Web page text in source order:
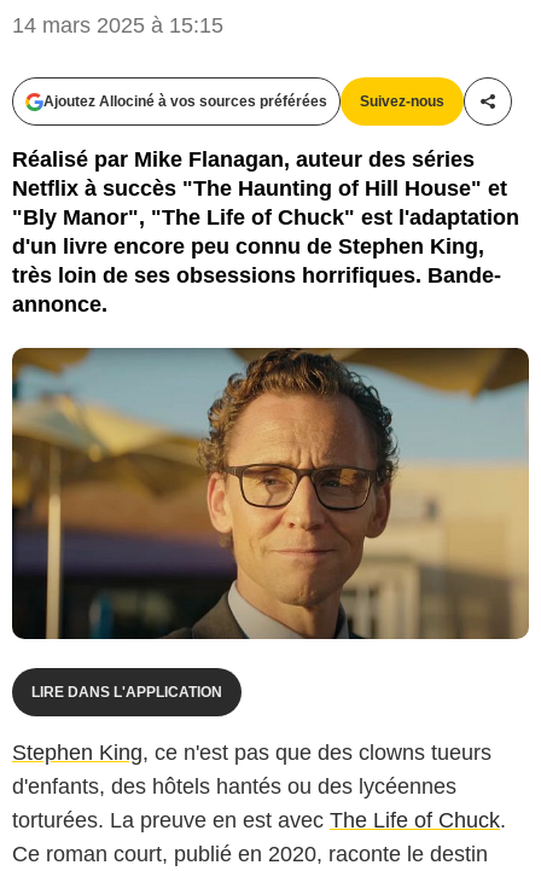
14 mars 2025 à 15:15
Ajoutez Allociné à vos sources préférées Suivez-nous
Réalisé par Mike Flanagan, auteur des séries
Netflix à succès "The Haunting of Hill House" et
"Bly Manor", "The Life of Chuck" est l'adaptation
d'un livre encore peu connu de Stephen King,
très loin de ses obsessions horrifiques. Bande-
annonce.
LIRE DANS L'APPLICATION
Stephen King, ce n'est pas que des clowns tueurs
d'enfants, des hôtels hantés ou des lycéennes
torturées. La preuve en est avec The Life of Chuck.
Ce roman court, publié en 2020, raconte le destin